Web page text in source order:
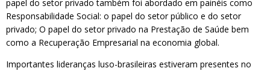
papel do setor privado também foi abordado em painéis como
Responsabilidade Social: o papel do setor público e do setor
privado; O papel do setor privado na Prestação de Saúde bem
como a Recuperação Empresarial na economia global.
Importantes lideranças luso-brasileiras estiveram presentes no